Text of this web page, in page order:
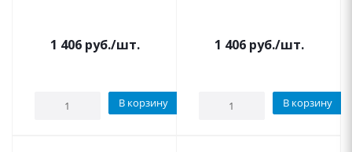
1 406руб./шт.
В корзину
1 406руб./шт.
В корзину